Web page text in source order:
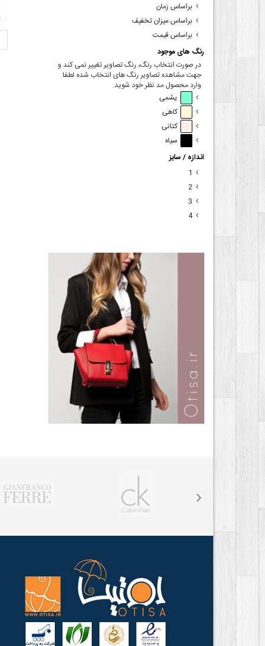
براساس زمان
براساس میزان تخفیف
براساس قیمت
رنگ های موجود
در صورت انتخاب رنگ، رنگ تصاویر تغییر نمی کند و
جهت مشاهده تصاویر رنگ های انتخاب شده لطفا
وارد محصول مد نظر خود شوید.
یشمی
کاهی
کتانی
سیاه
اندازه / سایز
1
2
3
4